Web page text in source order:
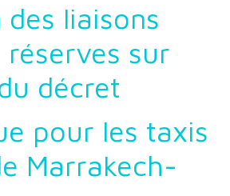
liaisons
sur
décret
pour les taxis
Marrakech-